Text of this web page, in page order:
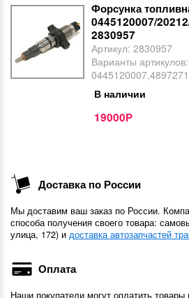
Форсунка
0445120007/
2830957
Артикул: 2830957
Варианты артикулов:
В наличии
19000Р
Доставка по России
Мы доставим ваш заказ по России.
способа получения своего товара:
улица, 172) и доставка автозапчастей
Оплата
Наши покупатели могут оплатить